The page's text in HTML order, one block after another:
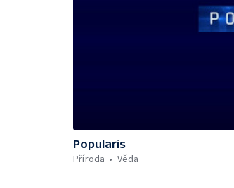
Popularis
Příroda
Věda